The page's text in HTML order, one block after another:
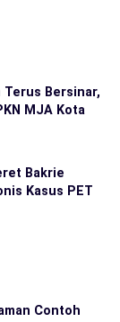
Terus Bersinar,
MJA Kota
Bakrie
Kasus PET
Contoh